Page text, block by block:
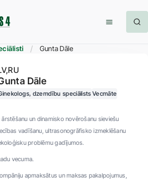
Gunta Dāle
RU
Dāle
dzemdību speciālists Vecmāte
un dinamisko novērošanu sieviešu
vadīšanu, ultrasonogrāfisko izmeklēšanu
problēmu gadījumos.
vecuma.
apmaksātus un maksas pakalpojumus,